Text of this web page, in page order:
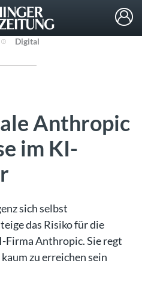
Digital
Anthropic
im KI-
sich selbst
das Risiko für die
Firma Anthropic. Sie regt
zu erreichen sein